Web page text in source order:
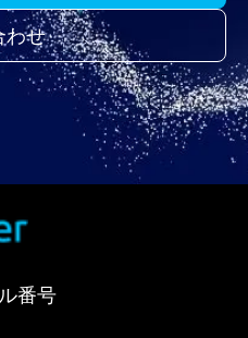
わせ
番号